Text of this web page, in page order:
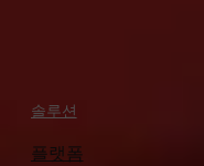
솔루션
플랫폼